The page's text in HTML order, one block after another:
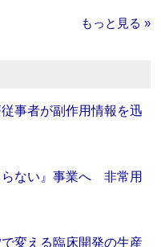
もっと見る »
事者が副作用情報を迅
らない』事業へ 非常用
変える臨床開発の生産